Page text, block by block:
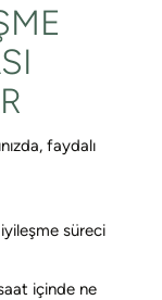
faydalı
süreci
içinde ne